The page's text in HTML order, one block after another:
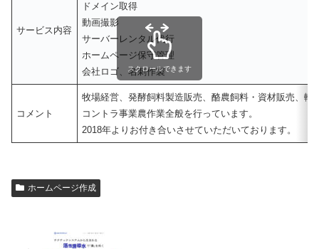
サービス内容
ドメイン取得
動画撮影
サーバーレンタル代行
ホームページ保守管理
会社ロゴ、名刺作製
コメント
牧場経営、発酵飼料製造販売、酪農飼料・資材販売、輸
コントラ事業農作業全般を行っています。
2018年よりお付き合いさせていただいております。
スクロールできます
ホームページ作成